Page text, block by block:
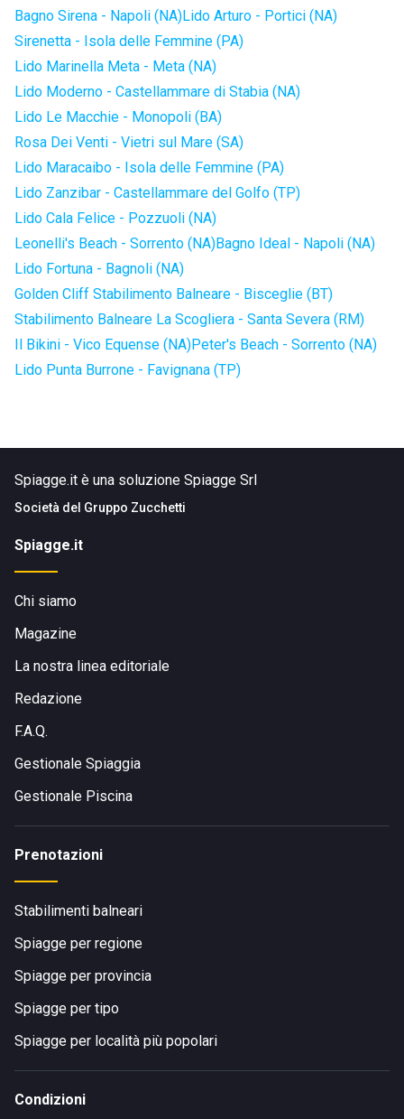
Bagno Sirena - Napoli (NA)Lido Arturo - Portici (NA)
Sirenetta - Isola delle Femmine (PA)
Lido Marinella Meta - Meta (NA)
Lido Moderno - Castellammare di Stabia (NA)
Lido Le Macchie - Monopoli (BA)
Rosa Dei Venti - Vietri sul Mare (SA)
Lido Maracaibo - Isola delle Femmine (PA)
Lido Zanzibar - Castellammare del Golfo (TP)
Lido Cala Felice - Pozzuoli (NA)
Leonelli's Beach - Sorrento (NA)Bagno Ideal - Napoli (NA)
Lido Fortuna - Bagnoli (NA)
Golden Cliff Stabilimento Balneare - Bisceglie (BT)
Stabilimento Balneare La Scogliera - Santa Severa (RM)
Il Bikini - Vico Equense (NA)Peter's Beach - Sorrento (NA)
Lido Punta Burrone - Favignana (TP)
Spiagge.it è una soluzione Spiagge Srl
Società del Gruppo Zucchetti
Spiagge.it
Chi siamo
Magazine
La nostra linea editoriale
Redazione
F.A.Q.
Gestionale Spiaggia
Gestionale Piscina
Prenotazioni
Stabilimenti balneari
Spiagge per regione
Spiagge per provincia
Spiagge per tipo
Spiagge per località più popolari
Condizioni